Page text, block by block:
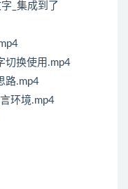
_集成到了
切换使用.mp4
路.mp4
环境.mp4